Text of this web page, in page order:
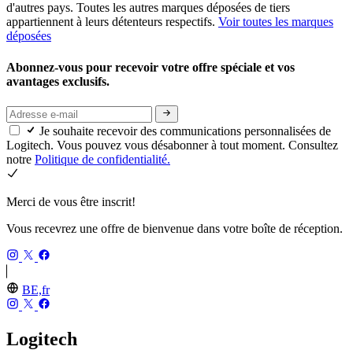
d'autres pays. Toutes les autres marques déposées de tiers
appartiennent à leurs détenteurs respectifs. Voir toutes les marques
déposées
Abonnez-vous pour recevoir votre offre spéciale et vos
avantages exclusifs.
Je souhaite recevoir des communications personnalisées de
Logitech. Vous pouvez vous désabonner à tout moment. Consultez
notre Politique de confidentialité.
Merci de vous être inscrit!
Vous recevrez une offre de bienvenue dans votre boîte de réception.
BE,fr
Logitech